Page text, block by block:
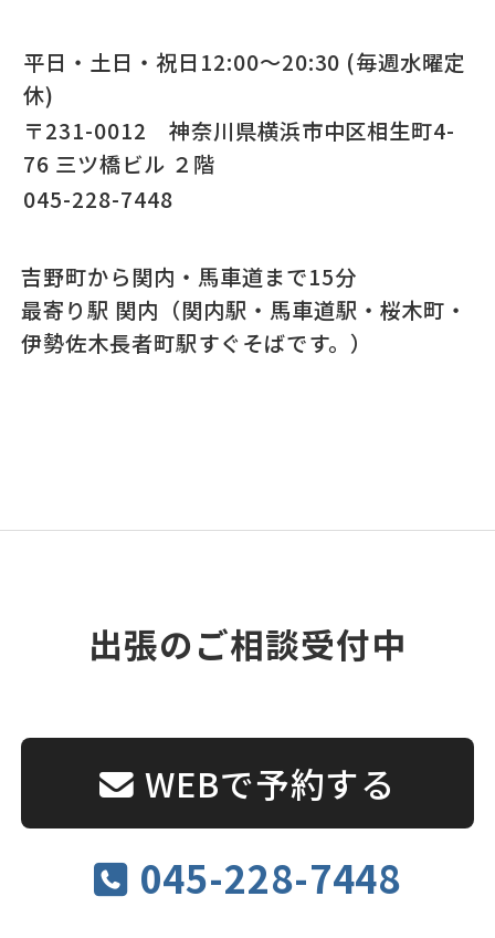
平日・土日・祝日12:00～20:30 (毎週水曜定
休)
〒231-0012 神奈川県横浜市中区相生町4-
76 三ツ橋ビル ２階
045-228-7448
吉野町から関内・馬車道まで15分
最寄り駅 関内（関内駅・馬車道駅・桜木町・
伊勢佐木長者町駅すぐそばです。）
出張のご相談受付中
WEBで予約する
045-228-7448